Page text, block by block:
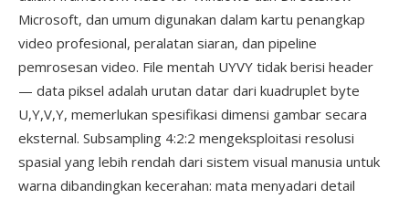
Microsoft, dan umum digunakan dalam kartu penangkap
video profesional, peralatan siaran, dan pipeline
pemrosesan video. File mentah UYVY tidak berisi header
— data piksel adalah urutan datar dari kuadruplet byte
U,Y,V,Y, memerlukan spesifikasi dimensi gambar secara
eksternal. Subsampling 4:2:2 mengeksploitasi resolusi
spasial yang lebih rendah dari sistem visual manusia untuk
warna dibandingkan kecerahan: mata menyadari detail